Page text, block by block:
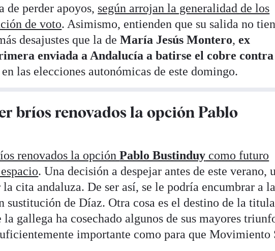
de perder apoyos, según arrojan la generalidad de los
de voto. Asimismo, entienden que su salida no
desajustes que la deMaría Jesús Montero,ex
enviada a Andalucía a batirse el cobre contra
en las elecciones autonómicas de este domingo.
bríos renovados la opción Pablo
renovados la opciónPablo Bustinduy como futuro
. Una decisión a despejar antes de este verano,
la cita andaluza. De ser así, se le podría encumbrar a la
sustitución de Díaz. Otra cosa es el destino de la
gallega ha cosechado algunos de sus mayores
importante como para que Movimiento